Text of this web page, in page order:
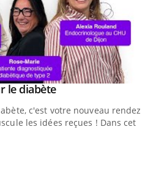
le diabèteYoutube
c'est votre nouveau rendez-
les idées reçues ! Dans cet